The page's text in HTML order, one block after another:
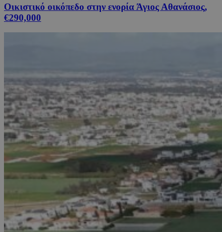
Οικιστικό οικόπεδο στην ενορία Άγιος Αθανάσιος,
€290,000